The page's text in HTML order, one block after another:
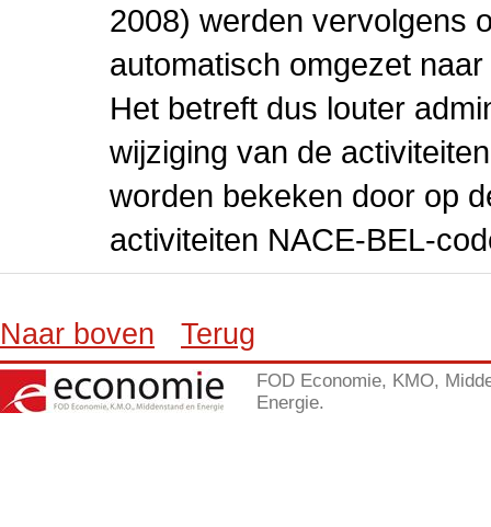
2008) werden vervolgens
automatisch omgezet
Het betreft dus louter
wijziging van de
worden bekeken door op
activiteiten NACE-BEL-
Naar boven Terug
FOD Economie, KMO,
Energie.